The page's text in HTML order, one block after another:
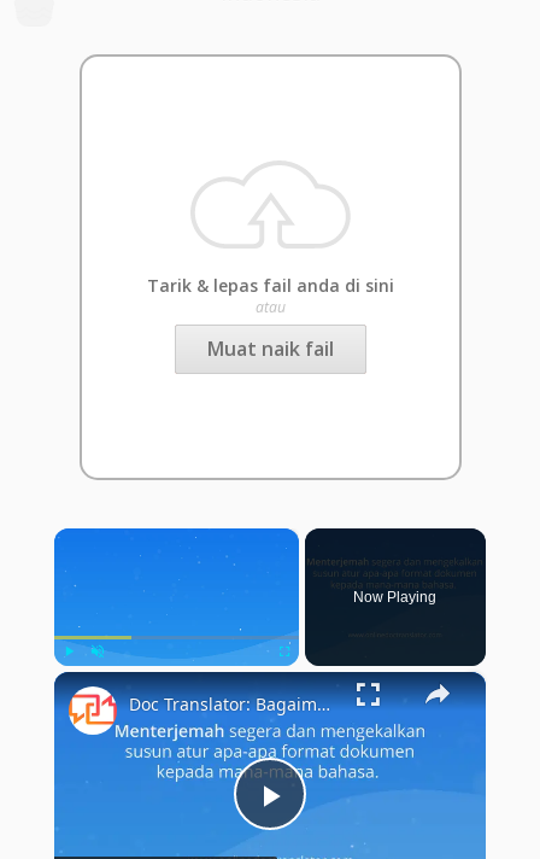
Tarik & lepas fail anda di sini
atau
Muat naik fail
×
Play Unmute Fullscreen
Now Playing
×
Play
Doc Translator: Bagaimana saya menggunakan penterjemah dokumen?